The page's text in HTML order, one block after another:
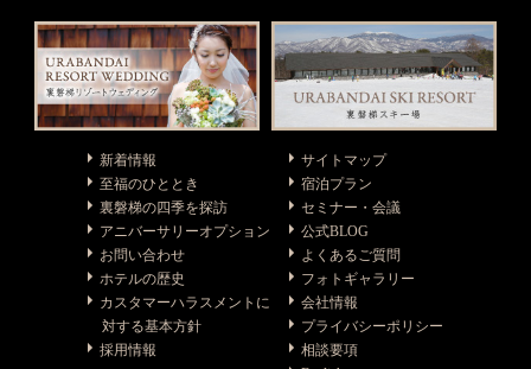
新着情報
至福のひととき
裏磐梯の四季を探訪
アニバーサリーオプション
お問い合わせ
ホテルの歴史
カスタマーハラスメントに
対する基本方針
採用情報
サイトマップ
宿泊プラン
セミナー・会議
公式BLOG
よくあるご質問
フォトギャラリー
会社情報
プライバシーポリシー
相談要項